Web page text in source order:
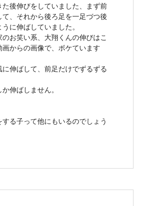
後伸びをしていました、まず前
、それから後ろ足を一足づつ後
に伸ばしていました。
お笑い系、大翔くんの伸びはこ
からの画像で、ボケています
伸ばして、前足だけでずるずる
伸ばしません。
る子って他にもいるのでしょう